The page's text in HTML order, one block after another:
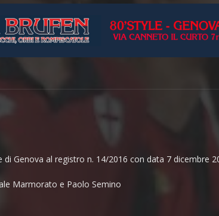
Genova al registro n. 14/2016 con data 7 dicembre
Marmorato e Paolo Semino